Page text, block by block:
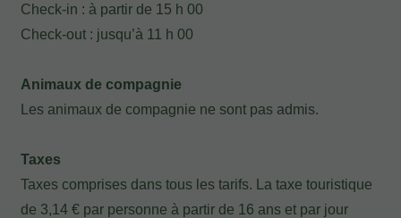
réservation et votre e-mail pour consulter
votre réservation et pouvoir l'annuler ou
Localisateur
Check-in : à partir de 15 h 00
Check-out : jusqu’à 11 h 00
Animaux de compagnie
Les animaux de compagnie ne sont pas admis.
Taxes
Taxes comprises dans tous les tarifs. La taxe touristique
de 3,14 € par personne à partir de 16 ans et par jour